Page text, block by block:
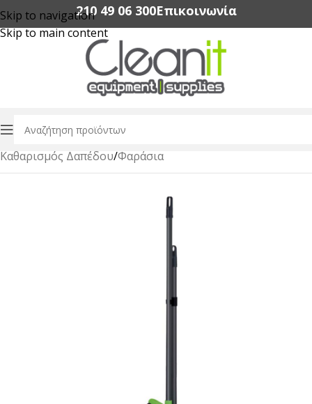
Skip to navigation
Skip to main content
210 49 06 300‬Επικοινωνία
Αρχική σελίδα/Επαγγελματικά Είδη Καθαρισμού
Καθαρισμός Δαπέδου/Φαράσια